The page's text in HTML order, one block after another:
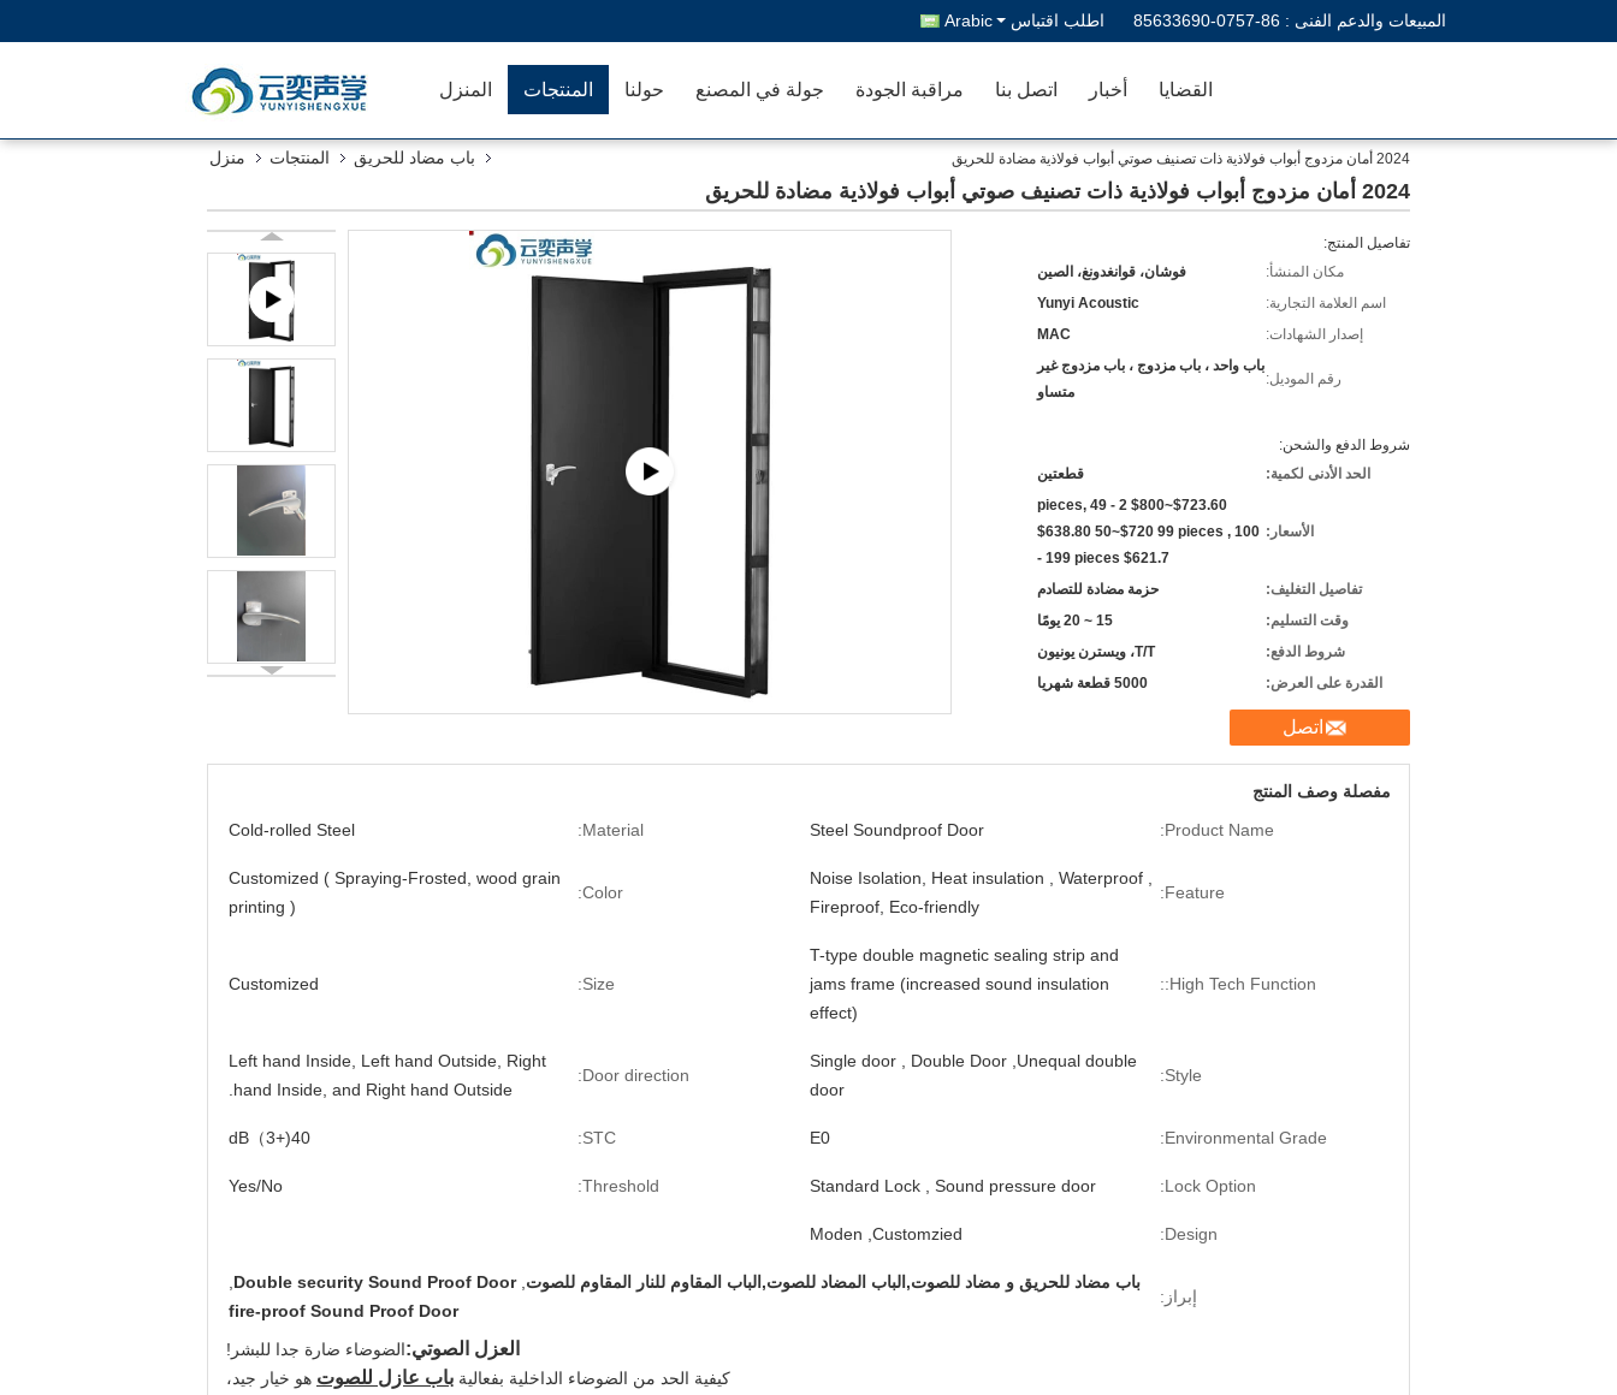
المبيعات والدعم الفنى : 86-0757-85633690 اطلب اقتباس Arabic
المنزل المنتجات حولنا جولة في المصنع مراقبة الجودة اتصل بنا أخبار القضايا
منزل المنتجات باب مضاد للحريق 2024 أمان مزدوج أبواب فولاذية ذات تصنيف صوتي أبواب فولاذية مضادة للحريق
2024 أمان مزدوج أبواب فولاذية ذات تصنيف صوتي أبواب فولاذية مضادة للحريق
تفاصيل المنتج:
مكان المنشأ:
فوشان، قوانغدونغ، الصين
اسم العلامة التجارية:
Yunyi Acoustic
إصدار الشهادات:
MAC
رقم الموديل:
باب واحد ، باب مزدوج ، باب مزدوج غير
متساو
شروط الدفع والشحن:
الحد الأدنى لكمية:
قطعتين
الأسعار:
$723.60~$800 2 - 49 pieces,
$638.80 50~$720 99 pieces , 100
- 199 pieces $621.7
تفاصيل التغليف:
حزمة مضادة للتصادم
وقت التسليم:
15 ~ 20 يومًا
شروط الدفع:
T/T، ويسترن يونيون
القدرة على العرض:
5000 قطعة شهريا
اتصل
مفصلة وصف المنتج
Product Name:
Steel Soundproof Door
Material:
Cold-rolled Steel
Feature:
Noise Isolation, Heat insulation , Waterproof ,
Fireproof, Eco-friendly
Color:
Customized ( Spraying-Frosted, wood grain
printing )
High Tech Function::
T-type double magnetic sealing strip and
jams frame (increased sound insulation
effect)
Size:
Customized
Style:
Single door , Double Door ,Unequal double
door
Door direction:
Left hand Inside, Left hand Outside, Right
hand Inside, and Right hand Outside.
Environmental Grade:
E0
STC:
40(+3）dB
Lock Option:
Standard Lock , Sound pressure door
Threshold:
Yes/No
Design:
Moden ,Customzied
إبراز:
باب مضاد للحريق و مضاد للصوت,الباب المضاد للصوت,الباب المقاوم للنار المقاوم للصوت ,
Double security Sound Proof Door
fire-proof Sound Proof Door
العزل الصوتي:الضوضاء ضارة جدا للبشر!
كيفية الحد من الضوضاء الداخلية بفعالية باب عازل للصوت هو خيار جيد،